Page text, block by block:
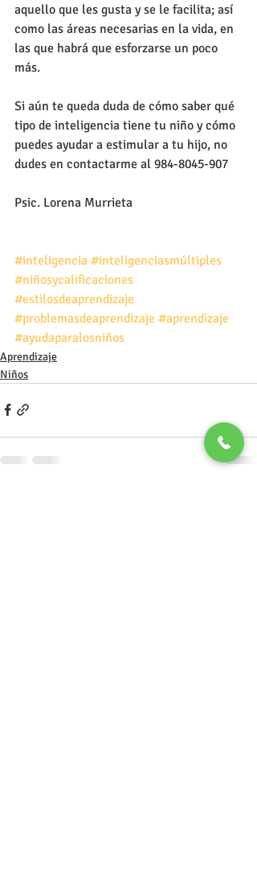
aquello que les gusta y se le facilita; así
como las áreas necesarias en la vida, en
las que habrá que esforzarse un poco
más.
Si aún te queda duda de cómo saber qué
tipo de inteligencia tiene tu niño y cómo
puedes ayudar a estimular a tu hijo, no
dudes en contactarme al 984-8045-907
Psic. Lorena Murrieta
#inteligencia #inteligenciasmúltiples
#niñosycalificaciones
#estilosdeaprendizaje
#problemasdeaprendizaje #aprendizaje
#ayudaparalosniños
Aprendizaje
Niños